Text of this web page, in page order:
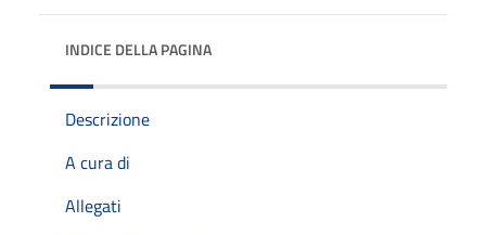
INDICE DELLA PAGINA
Descrizione
A cura di
Allegati